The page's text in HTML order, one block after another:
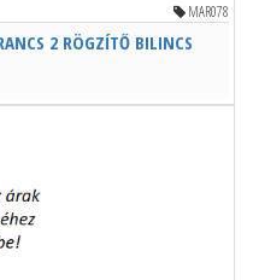
MAR078
2 RÖGZÍTŐ BILINCS